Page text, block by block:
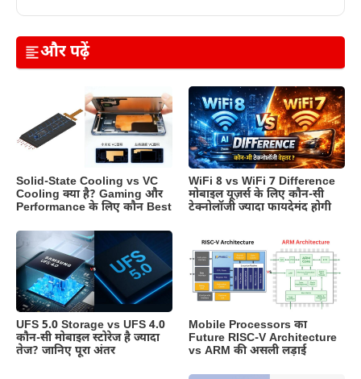
और पढ़ें
Solid-State Cooling vs VC
Cooling क्या है? Gaming और
Performance के लिए कौन Best
WiFi 8 vs WiFi 7 Difference
मोबाइल यूज़र्स के लिए कौन-सी
टेक्नोलॉजी ज्यादा फायदेमंद होगी
UFS 5.0 Storage vs UFS 4.0
कौन-सी मोबाइल स्टोरेज है ज्यादा
तेज? जानिए पूरा अंतर
Mobile Processors का
Future RISC-V Architecture
vs ARM की असली लड़ाई